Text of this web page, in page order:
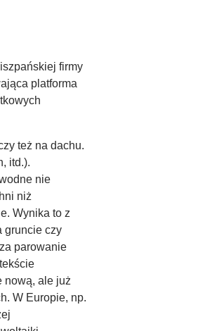
firmy
platforma
też na dachu.
itd.).
nie
niż
Wynika to z
gruncie czy
parowanie
nową, ale już
W Europie, np.